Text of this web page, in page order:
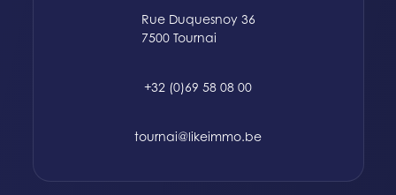
Rue Duquesnoy 36
7500 Tournai
+32 (0)69 58 08 00
tournai@likeimmo.be